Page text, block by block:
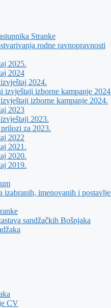
Stranke
rodne ravnopravnosti
2025.
2024
2024.
izvještaji izborne kampanje
izborne kampanje 2024.
2023
2023.
za 2023.
2022
2021.
2020.
2019.
izabranih, imenovanih i
sandžačkih Bošnjaka
CV